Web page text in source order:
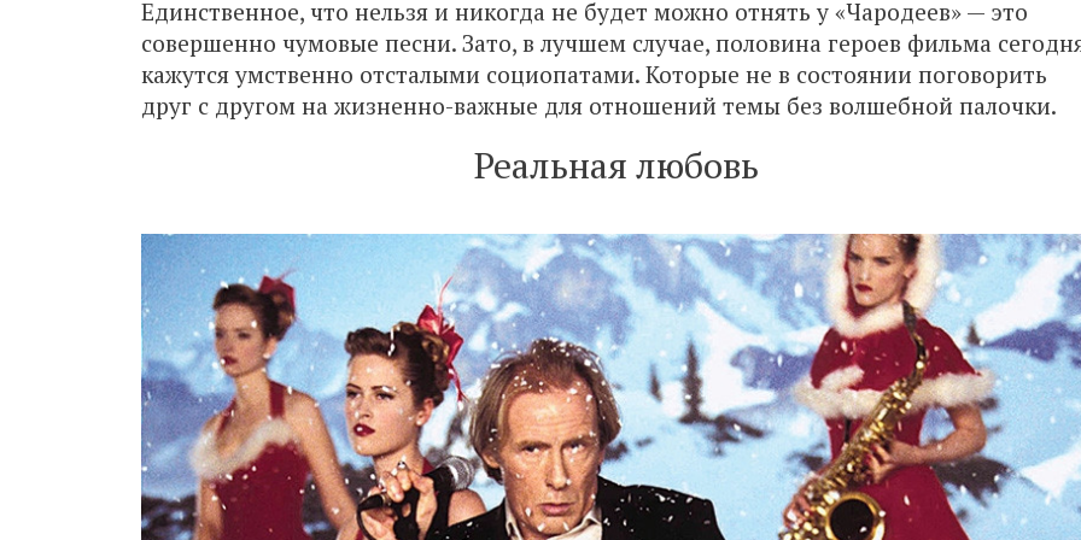
Единственное, что нельзя и никогда не будет можно отнять у «Чародеев» — это
совершенно чумовые песни. Зато, в лучшем случае, половина героев фильма
кажутся умственно отсталыми социопатами. Которые не в состоянии поговорить
друг с другом на жизненно-важные для отношений темы без волшебной палочки.
Реальная любовь